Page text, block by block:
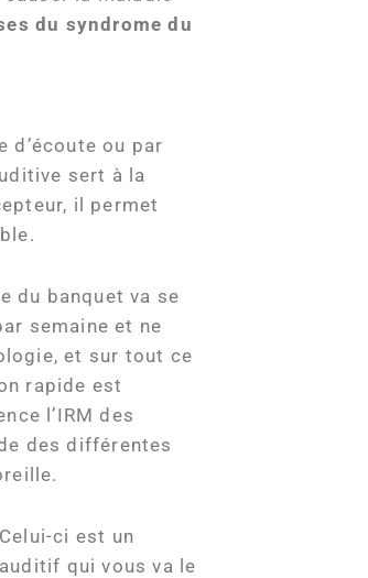
du syndrome du
d’écoute ou par
sert à la
il permet
du banquet va se
semaine et ne
et sur tout ce
rapide est
l’IRM des
des différentes
ci est un
qui vous va le